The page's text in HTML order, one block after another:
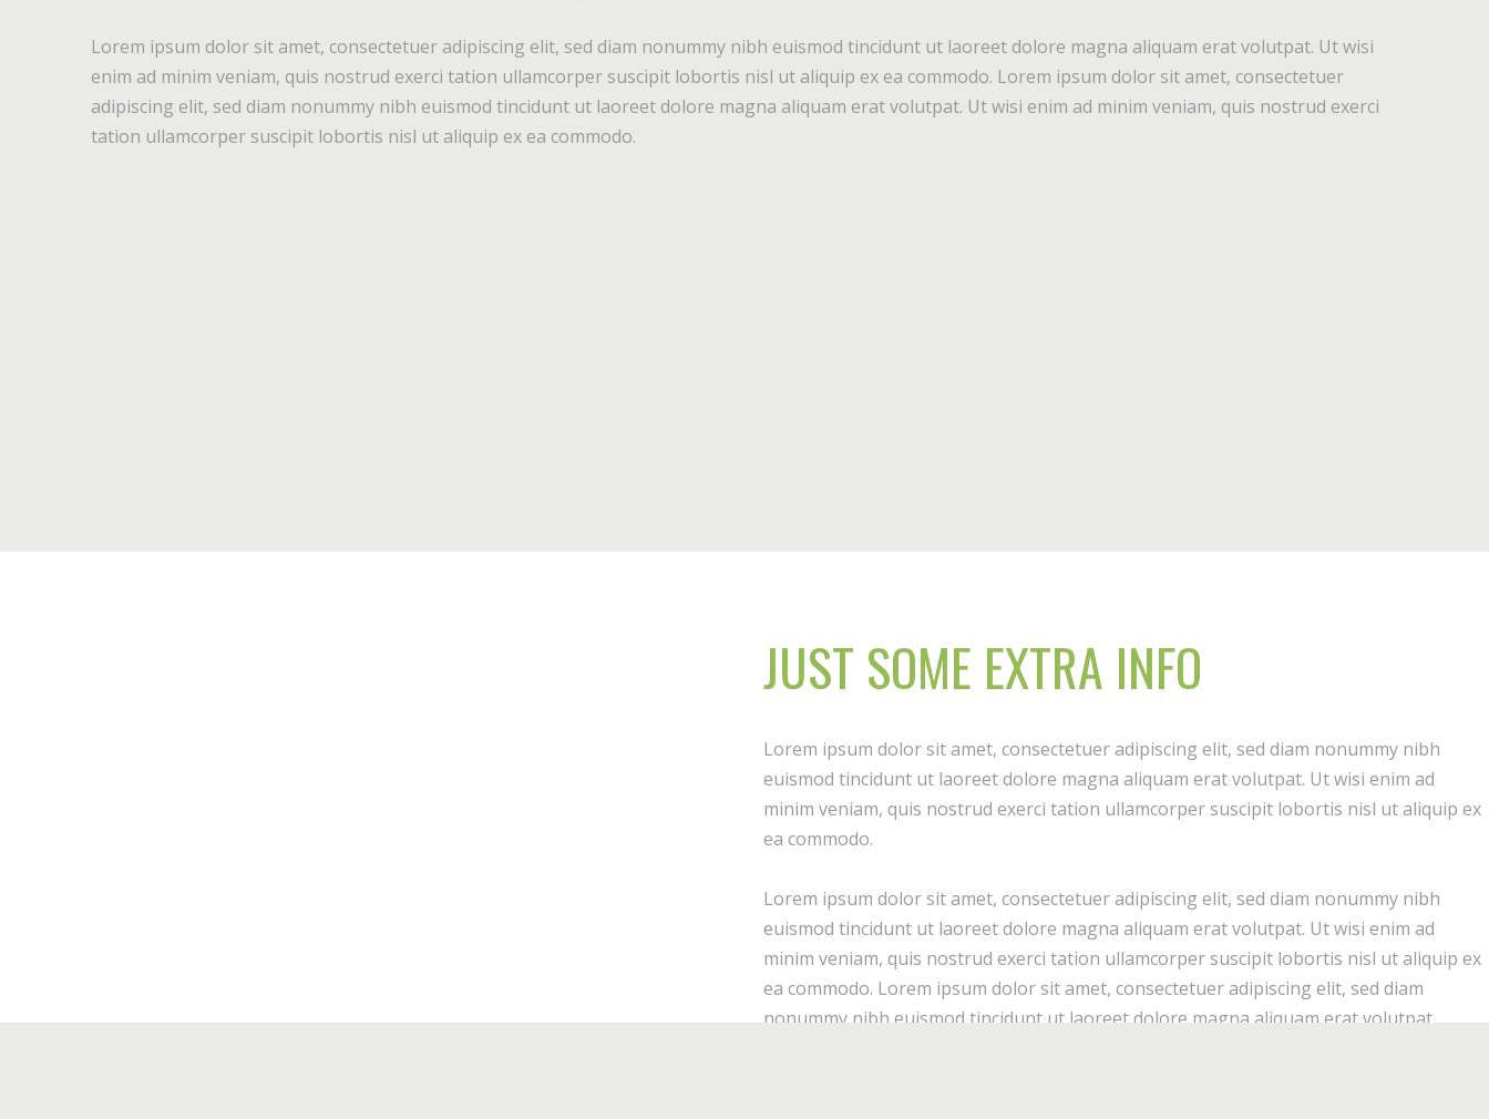
Lorem ipsum dolor sit amet, consectetuer adipiscing elit, sed diam nonummy nibh euismod tincidunt ut laoreet dolore magna aliquam erat volutpat. Ut wisi
enim ad minim veniam, quis nostrud exerci tation ullamcorper suscipit lobortis nisl ut aliquip ex ea commodo. Lorem ipsum dolor sit amet, consectetuer
adipiscing elit, sed diam nonummy nibh euismod tincidunt ut laoreet dolore magna aliquam erat volutpat. Ut wisi enim ad minim veniam, quis nostrud exerci
tation ullamcorper suscipit lobortis nisl ut aliquip ex ea commodo.
JUST SOME EXTRA INFO
Lorem ipsum dolor sit amet, consectetuer adipiscing elit, sed diam nonummy nibh
euismod tincidunt ut laoreet dolore magna aliquam erat volutpat. Ut wisi enim ad
minim veniam, quis nostrud exerci tation ullamcorper suscipit lobortis nisl ut aliquip ex
ea commodo.
Lorem ipsum dolor sit amet, consectetuer adipiscing elit, sed diam nonummy nibh
euismod tincidunt ut laoreet dolore magna aliquam erat volutpat. Ut wisi enim ad
minim veniam, quis nostrud exerci tation ullamcorper suscipit lobortis nisl ut aliquip ex
ea commodo. Lorem ipsum dolor sit amet, consectetuer adipiscing elit, sed diam
nonummy nibh euismod tincidunt ut laoreet dolore magna aliquam erat volutpat.